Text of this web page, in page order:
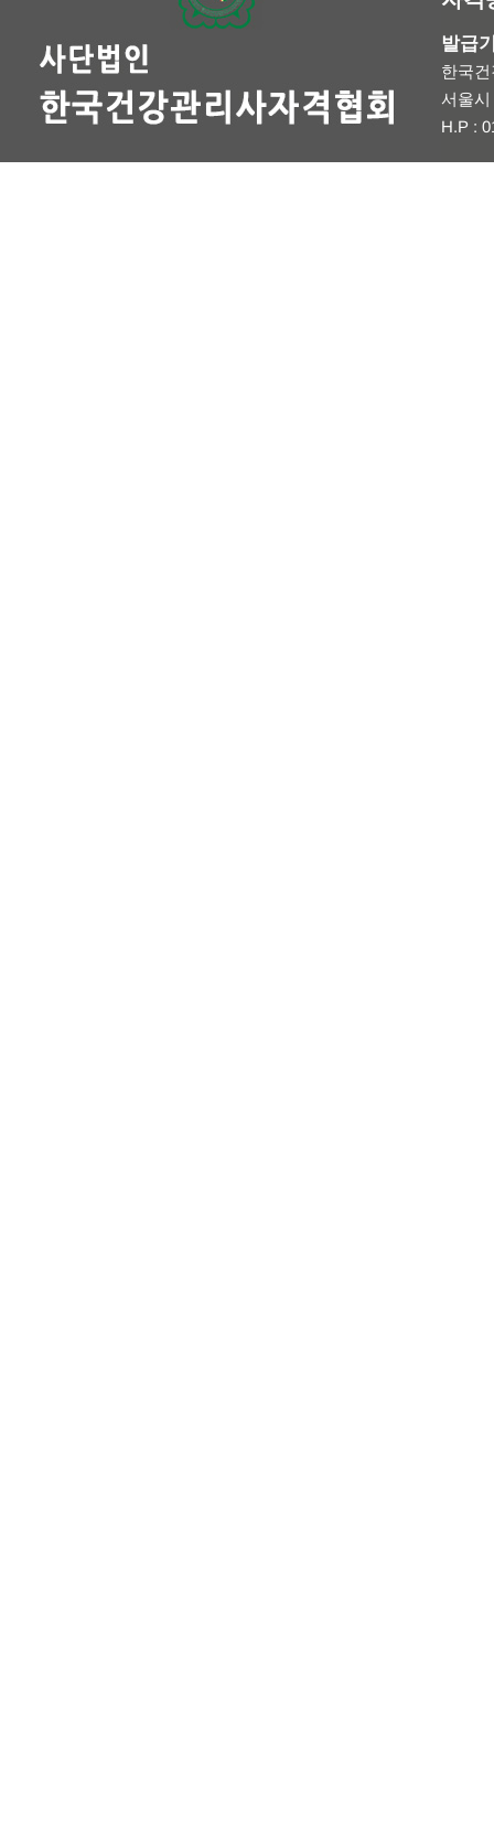
발급
한국
서울
H.P :